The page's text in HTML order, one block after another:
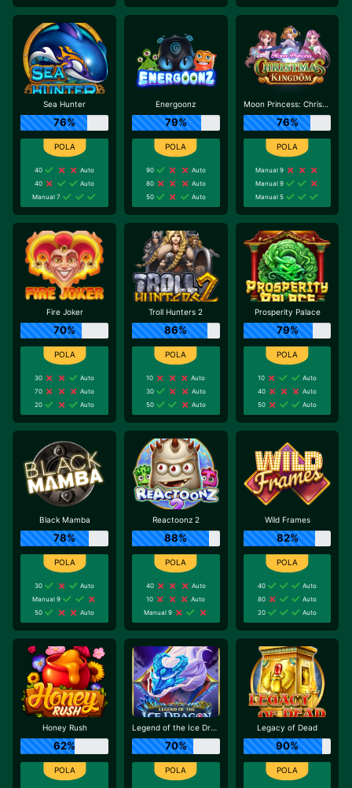
Sea Hunter
76%
40
Auto
40
Auto
Manual 7
Energoonz
79%
90
Auto
80
Auto
50
Auto
Moon Princess: Christmas Kingdom
76%
Manual 9
Manual 9
Manual 5
Fire Joker
70%
30
Auto
70
Auto
20
Auto
Troll Hunters 2
86%
10
Auto
30
Auto
50
Auto
Prosperity Palace
79%
10
Auto
40
Auto
50
Auto
Black Mamba
78%
30
Auto
Manual 9
50
Auto
Reactoonz 2
88%
40
Auto
10
Auto
Manual 9
Wild Frames
82%
40
Auto
80
Auto
20
Auto
Honey Rush
62%
Legend of the Ice Dragon
70%
Legacy of Dead
90%